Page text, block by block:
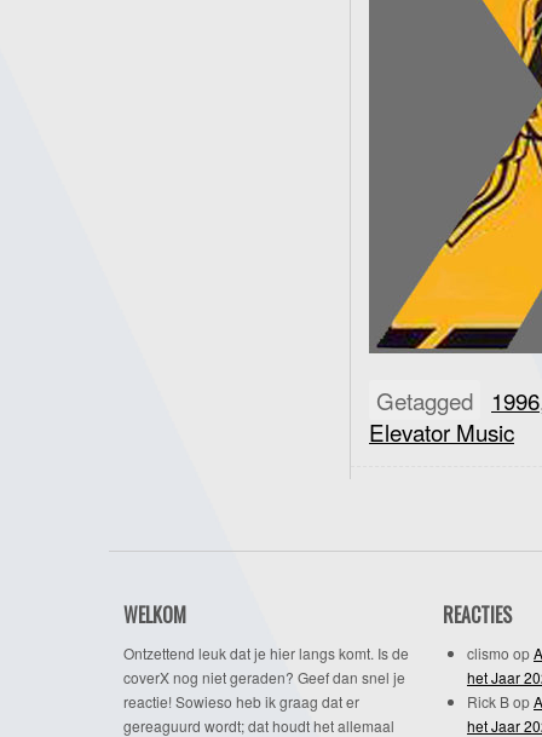
Getagged 1996
Elevator Music
WELKOM
Ontzettend leuk dat je hier langs komt. Is de
coverX nog niet geraden? Geef dan snel je
reactie! Sowieso heb ik graag dat er
gereaguurd wordt; dat houdt het allemaal
REACTIES
clismo op
het Jaar
Rick Bop
het Jaar